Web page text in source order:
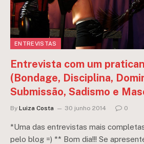
ENTREVISTAS
Entrevista com um
(Bondage, Disciplina,
Submissão, Sadismo e
By Luiza Costa 30 junho 2014 0
*Uma das entrevistas mais
pelo blog =) ** Bom dia!!! Se